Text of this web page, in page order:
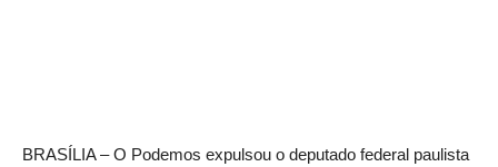
BRASÍLIA – O Podemos expulsou o deputado federal paulista